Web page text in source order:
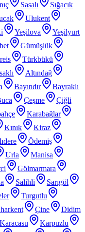
Sasalı
Sığacık
Ulukent
Yeşilova
Yeşilyurt
Gümüşlük
Türkbükü
Altındağ
Bayındır
Bayraklı
Çeşme
Çiğli
Karabağlar
Kınık
Kiraz
Ödemiş
Urla
Manisa
Gölmarmara
Salihli
Sarıgöl
Turgutlu
Çine
Didim
Karacasu
Karpuzlu